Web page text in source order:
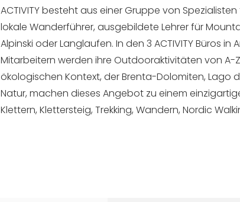
ACTIVITY besteht aus einer Gruppe von
lokale Wanderführer, ausgebildete Lehrer für
Alpinski oder Langlaufen. In den 3 ACTIVITY Büros
Mitarbeitern werden ihre Outdooraktivitäten von
ökologischen Kontext, der Brenta-Dolomiten, Lago
Natur, machen dieses Angebot zu einem
Klettern, Klettersteig, Trekking, Wandern, Nordic